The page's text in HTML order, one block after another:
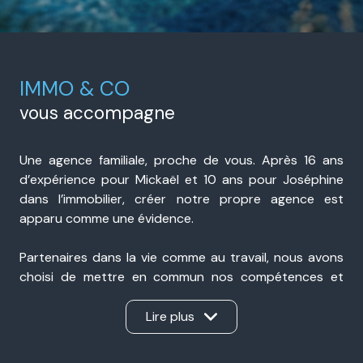
IMMO & CO
vous accompagne
Une agence familiale, proche de vous. Après 16 ans
d’expérience pour Mickaël et 10 ans pour Joséphine
dans l’immobilier, créer notre propre agence est
apparu comme une évidence.
Partenaires dans la vie comme au travail, nous avons
choisi de mettre en commun nos compétences et
notre expérience pour accompagner nos clients avec
sérieux, transparence et réactivité. Présents à Portes-
lès-Valence et à Valence, nous sommes une agence
Lire plus